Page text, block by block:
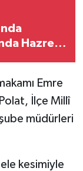
Hazreti
Emre
İlçe Millî
müdürleri
kesimiyle